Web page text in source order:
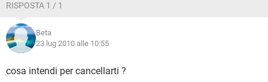
RISPOSTA 1 / 1
Beta
23 lug 2010 alle 10:55
cosa intendi per cancellarti ?